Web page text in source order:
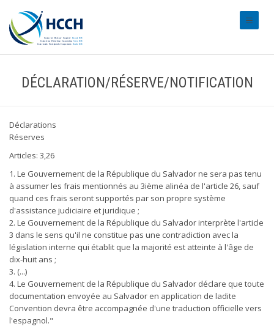
DÉCLARATION/RÉSERVE/NOTIFICATION
Déclarations
Réserves
Articles: 3,26
1. Le Gouvernement de la République du Salvador ne sera pas tenu
à assumer les frais mentionnés au 3ième alinéa de l'article 26, sauf
quand ces frais seront supportés par son propre système
d'assistance judiciaire et juridique ;
2. Le Gouvernement de la République du Salvador interprète l'article
3 dans le sens qu'il ne constitue pas une contradiction avec la
législation interne qui établit que la majorité est atteinte à l'âge de
dix-huit ans ;
3. (...)
4. Le Gouvernement de la République du Salvador déclare que toute
documentation envoyée au Salvador en application de ladite
Convention devra être accompagnée d'une traduction officielle vers
l'espagnol."